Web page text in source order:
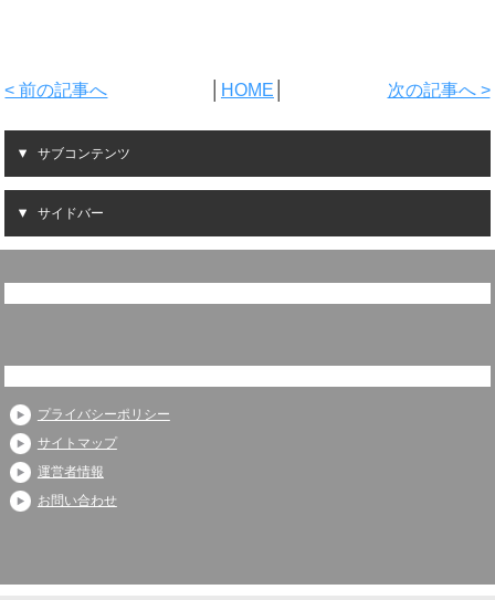
< 前の記事へ HOME 次の記事へ >
サブコンテンツ
サイドバー
プライバシーポリシー
サイトマップ
運営者情報
お問い合わせ